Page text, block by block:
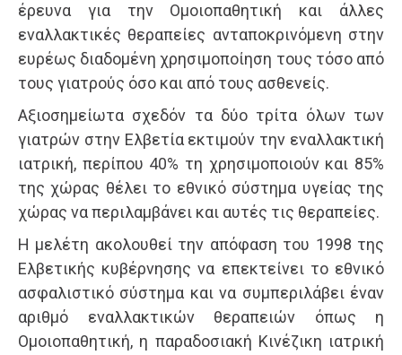
έρευνα για την Ομοιοπαθητική και άλλες
εναλλακτικές θεραπείες ανταποκρινόμενη στην
ευρέως διαδομένη χρησιμοποίηση τους τόσο από
τους γιατρούς όσο και από τους ασθενείς.
Αξιοσημείωτα σχεδόν τα δύο τρίτα όλων των
γιατρών στην Ελβετία εκτιμούν την εναλλακτική
ιατρική, περίπου 40% τη χρησιμοποιούν και 85%
της χώρας θέλει το εθνικό σύστημα υγείας της
χώρας να περιλαμβάνει και αυτές τις θεραπείες.
Η μελέτη ακολουθεί την απόφαση του 1998 της
Ελβετικής κυβέρνησης να επεκτείνει το εθνικό
ασφαλιστικό σύστημα και να συμπεριλάβει έναν
αριθμό εναλλακτικών θεραπειών όπως η
Ομοιοπαθητική, η παραδοσιακή Κινέζικη ιατρική